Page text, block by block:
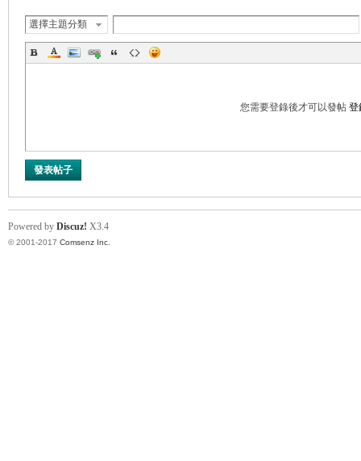
選擇主題分類
您需要登錄後才可以發帖 登
發表帖子
Powered by Discuz! X3.4
© 2001-2017 Comsenz Inc.